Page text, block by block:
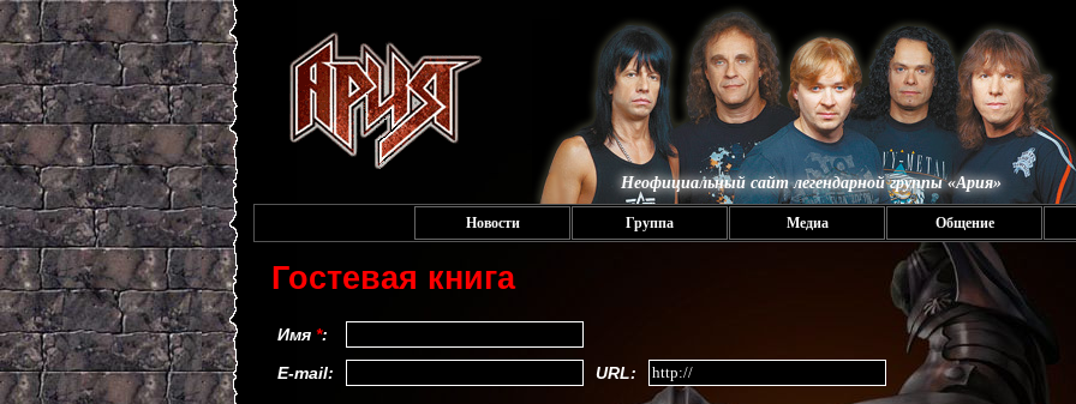
Неофициальный сайт легендарной группы «Ария»
Новости Группа Медиа Общение
Гостевая книга
Имя *:
E-mail:
URL: